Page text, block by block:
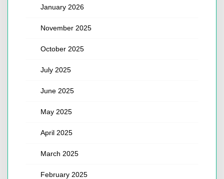
January 2026
November 2025
October 2025
July 2025
June 2025
May 2025
April 2025
March 2025
February 2025